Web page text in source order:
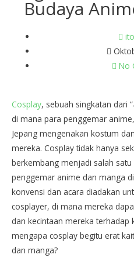
Budaya
No
Cosplay, sebuah singkatan dari “
di mana para penggemar
Jepang mengenakan kostum
mereka. Cosplay tidak hanya
berkembang menjadi salah
penggemar anime dan manga
konvensi dan acara diadakan
cosplayer, di mana mereka
dan kecintaan mereka terhadap
mengapa cosplay begitu erat
dan manga?